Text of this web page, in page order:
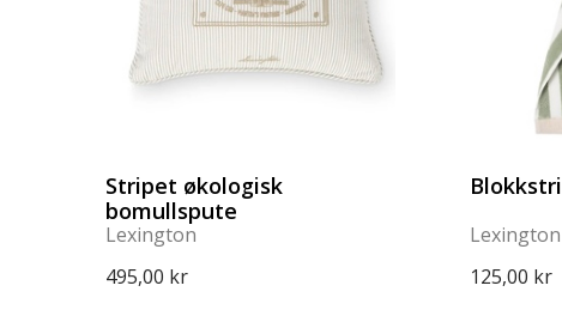
Stripet økologisk
bomullspute
Lexington
495,00 kr
Lexington
125,00 kr